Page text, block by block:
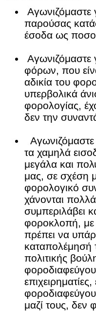
Αγωνιζόμαστε
παρούσας
έσοδα ως
Αγωνιζόμαστε
φόρων, που
αδικία του
υπερβολικά
φορολογίας,
δεν την
Αγωνιζόμαστε
τα χαμηλά
μεγάλα και
μας, σε σχέση
φορολογικό
χάνονται
συμπεριλάβει
φοροκλοπή, με
πρέπει να
καταπολέμησή
πολιτικής
μαζί τους, δεν